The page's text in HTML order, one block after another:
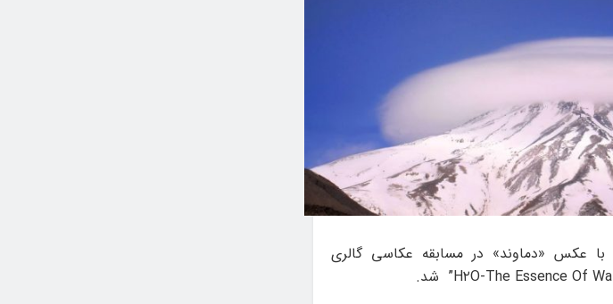
با عکس «دماوند» در مسابقه عکاسی گالری